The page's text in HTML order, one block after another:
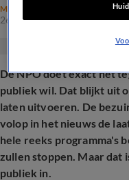
MAATSCHAPPIJ
26 jan 2026, 19:34
De NPO doet exact het
publiek wil. Dat blijkt uit
laten uitvoeren. De
volop in het nieuws de
hele reeks programma's
zullen stoppen. Maar dat
publiek in.